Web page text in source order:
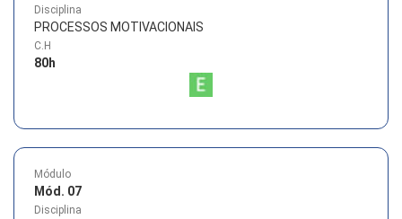
Disciplina
PROCESSOS MOTIVACIONAIS
C.H
80h
Módulo
Mód. 07
Disciplina